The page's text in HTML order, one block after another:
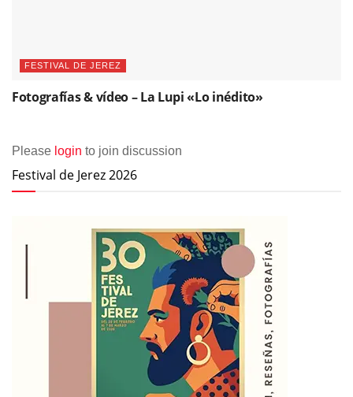
FESTIVAL DE JEREZ
Fotografías & vídeo – La Lupi «Lo inédito»
Please login to join discussion
Festival de Jerez 2026